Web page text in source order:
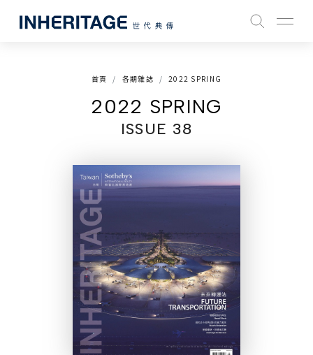
首頁 各期雜誌 2022 SPRING
2022 SPRING
ISSUE 38